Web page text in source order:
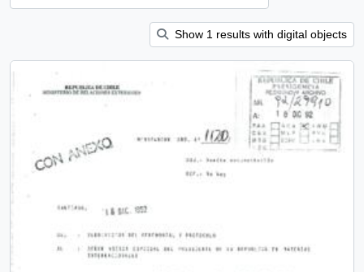
Show 1 results with digital objects